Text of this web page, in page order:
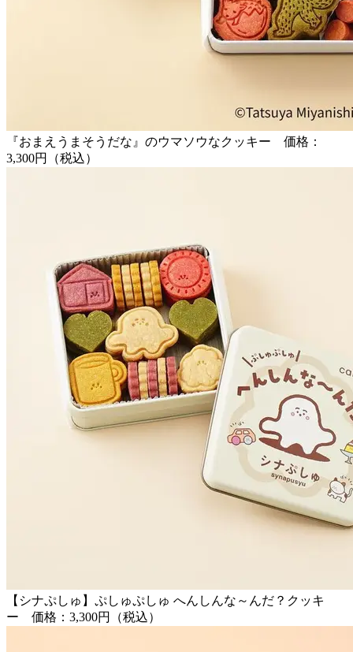
『おまえうまそうだな』のウマソウなクッキー 価格：
3,300円（税込）
【シナぷしゅ】ぷしゅぷしゅ へんしんな～んだ？クッキ
ー 価格：3,300円（税込）